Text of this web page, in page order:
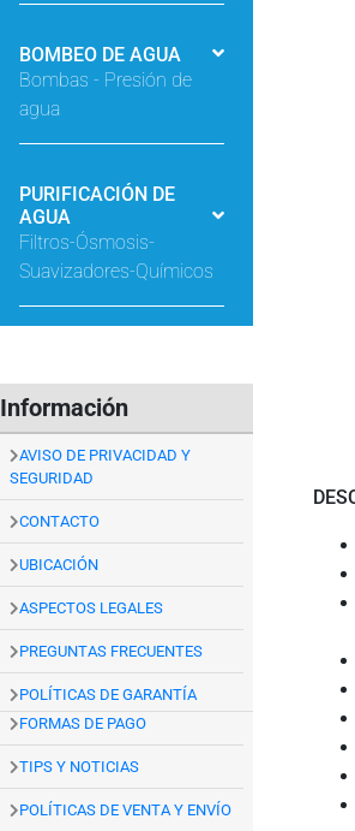
BOMBEO DE AGUA
Bombas - Presión de
agua
PURIFICACIÓN DE
AGUA
Filtros-Ósmosis-
Suavizadores-Químicos
Información
AVISO DE PRIVACIDAD Y
SEGURIDAD
CONTACTO
UBICACIÓN
ASPECTOS LEGALES
PREGUNTAS FRECUENTES
POLÍTICAS DE GARANTÍA
FORMAS DE PAGO
TIPS Y NOTICIAS
POLÍTICAS DE VENTA Y ENVÍO